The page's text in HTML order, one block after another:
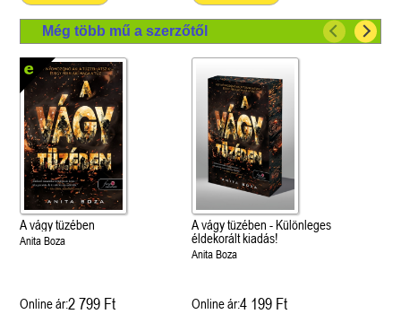
Még több mű a szerzőtől
A vágy tüzében
Anita Boza
Online ár:2 799 Ft
A vágy tüzében - Különleges
éldekorált kiadás!
Anita Boza
Online ár:4 199 Ft